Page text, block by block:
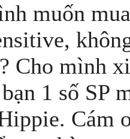
muốn
Cho mình
1 số SP
Cám